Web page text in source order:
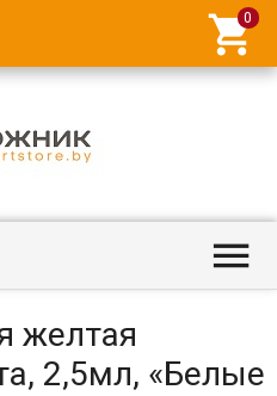


желтая
2,5мл, «Белые